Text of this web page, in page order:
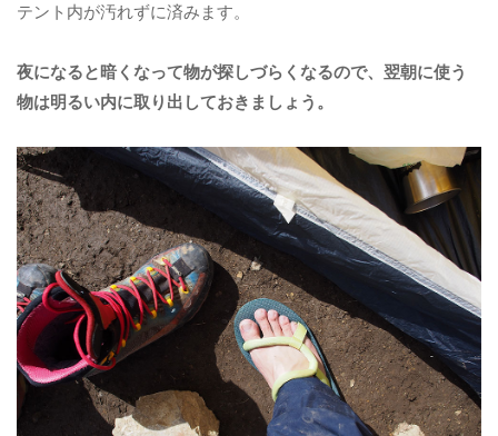
テント内が汚れずに済みます。
夜になると暗くなって物が探しづらくなるので、翌朝に使う
物は明るい内に取り出しておきましょう。